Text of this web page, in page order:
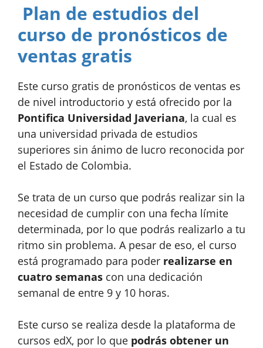
Plan de estudios del
curso de pronósticos de
ventas gratis
Este curso gratis de pronósticos de ventas es
de nivel introductorio y está ofrecido por la
Pontifica Universidad Javeriana, la cual es
una universidad privada de estudios
superiores sin ánimo de lucro reconocida por
el Estado de Colombia.
Se trata de un curso que podrás realizar sin la
necesidad de cumplir con una fecha límite
determinada, por lo que podrás realizarlo a tu
ritmo sin problema. A pesar de eso, el curso
está programado para poder realizarse en
cuatro semanas con una dedicación
semanal de entre 9 y 10 horas.
Este curso se realiza desde la plataforma de
cursos edX, por lo que podrás obtener un